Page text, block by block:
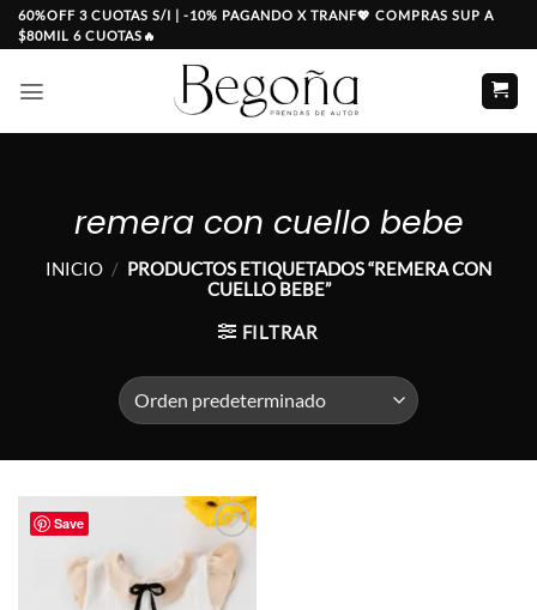
Saltar
60%OFF 3 CUOTAS S/I | -10% PAGANDO X TRANF💖 COMPRAS SUP A
$80MIL 6 CUOTAS🔥
remera con cuello bebe
INICIO / PRODUCTOS ETIQUETADOS “REMERA CON
CUELLO BEBE”
FILTRAR
Save